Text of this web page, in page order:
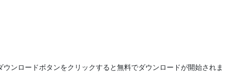
ウンロードボタンをクリックすると無料でダウンロードが開始されま